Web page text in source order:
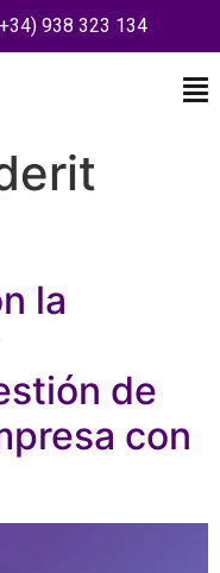
938 323 134
la
de
con